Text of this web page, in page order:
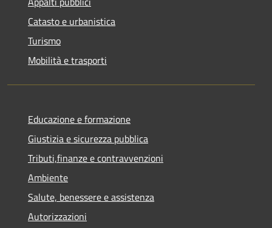
Catasto e urbanistica
Turismo
Mobilità e trasporti
Educazione e formazione
Giustizia e sicurezza pubblica
Tributi,finanze e contravvenzioni
Ambiente
Salute, benessere e assistenza
Autorizzazioni